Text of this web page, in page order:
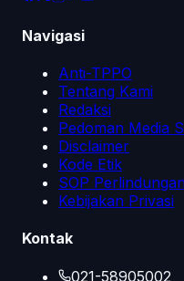
Navigasi
Anti-TPPO
Tentang Kami
Redaksi
Pedoman Media
Disclaimer
Kode Etik
SOP
Kebijakan Privasi
Kontak
021-58905002